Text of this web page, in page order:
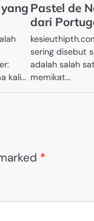
kali…
Pastel de
dari
sering disebut
adalah salah
memikat…
*